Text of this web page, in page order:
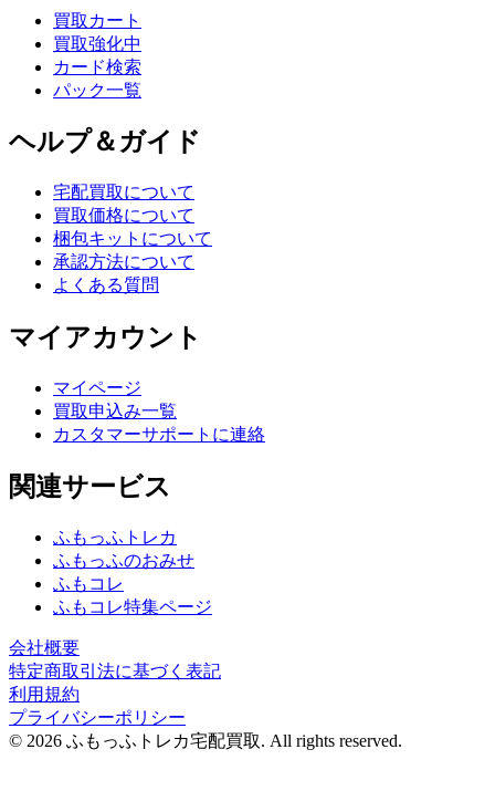
買取カート
買取強化中
カード検索
パック一覧
ヘルプ＆ガイド
宅配買取について
買取価格について
梱包キットについて
承認方法について
よくある質問
マイアカウント
マイページ
買取申込み一覧
カスタマーサポートに連絡
関連サービス
ふもっふトレカ
ふもっふのおみせ
ふもコレ
ふもコレ特集ページ
会社概要
特定商取引法に基づく表記
利用規約
プライバシーポリシー
© 2026 ふもっふトレカ宅配買取. All rights reserved.